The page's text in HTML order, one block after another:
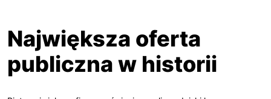
Największa oferta
publiczna w historii